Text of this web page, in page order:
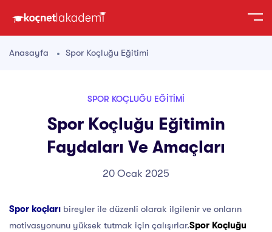
Anasayfa Spor Koçluğu Eğitimi
SPOR KOÇLUĞU EĞITIMI
Spor Koçluğu Eğitimin
Faydaları Ve Amaçları
20 Ocak 2025
Spor koçları bireyler ile düzenli olarak ilgilenir ve onların
motivasyonunu yüksek tutmak için çalışırlar.Spor Koçluğu